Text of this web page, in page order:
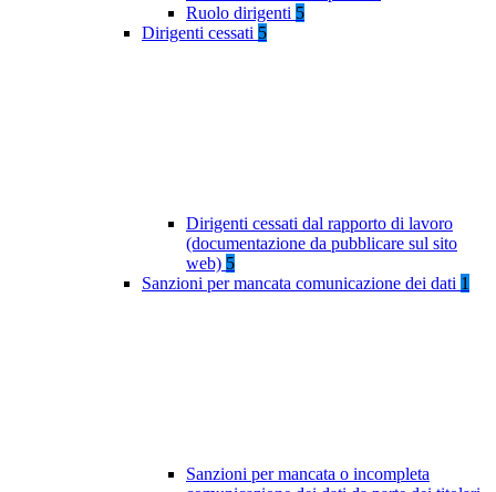
Ruolo dirigenti 5
Dirigenti cessati 5
Dirigenti cessati dal rapporto di lavoro
(documentazione da pubblicare sul sito
web) 5
Sanzioni per mancata comunicazione dei dati 1
Sanzioni per mancata o incompleta